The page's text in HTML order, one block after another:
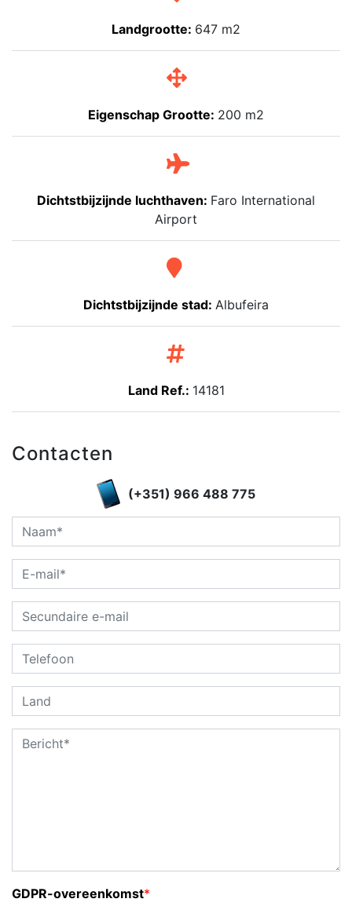
Landgrootte: 647 m2
Eigenschap Grootte: 200 m2
Dichtstbijzijnde luchthaven: Faro International
Airport
Dichtstbijzijnde stad: Albufeira
Land Ref.: 14181
Contacten
(+351) 966 488 775
GDPR-overeenkomst*